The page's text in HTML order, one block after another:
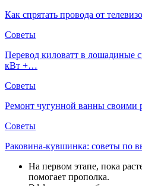
Как спрятать провода от
Советы
Перевод киловатт в лошадиные
кВт +…
Советы
Ремонт чугунной ванны своими
Советы
Раковина-кувшинка: советы по
На первом этапе, пока
помогает прополка.